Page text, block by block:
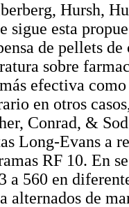
Hursh,
sigue esta
de pellets
sobre
efectiva
en otros
Conrad, &
Long-Evans a
RF 10. En
a 560 en
alternados de